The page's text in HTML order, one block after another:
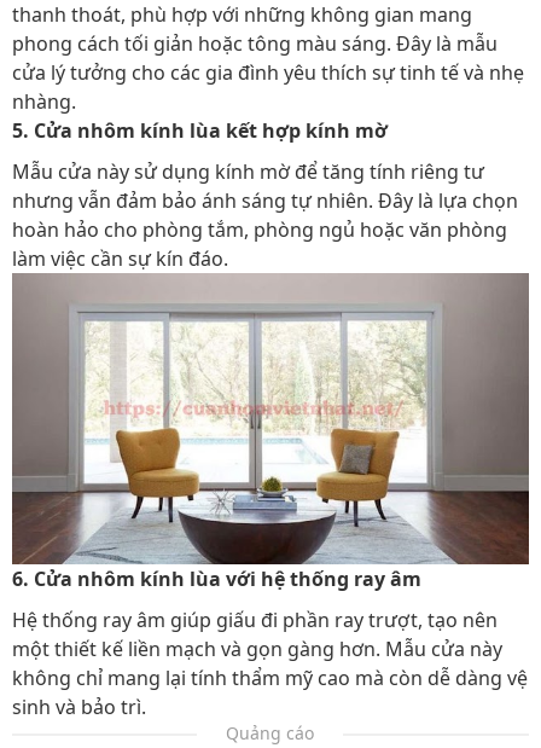
thanh thoát, phù hợp với những không gian mang
phong cách tối giản hoặc tông màu sáng. Đây là mẫu
cửa lý tưởng cho các gia đình yêu thích sự tinh tế và nhẹ
nhàng.
5. Cửa nhôm kính lùa kết hợp kính mờ
Mẫu cửa này sử dụng kính mờ để tăng tính riêng tư
nhưng vẫn đảm bảo ánh sáng tự nhiên. Đây là lựa chọn
hoàn hảo cho phòng tắm, phòng ngủ hoặc văn phòng
làm việc cần sự kín đáo.
6. Cửa nhôm kính lùa với hệ thống ray âm
Hệ thống ray âm giúp giấu đi phần ray trượt, tạo nên
một thiết kế liền mạch và gọn gàng hơn. Mẫu cửa này
không chỉ mang lại tính thẩm mỹ cao mà còn dễ dàng vệ
sinh và bảo trì.
Quảng cáo